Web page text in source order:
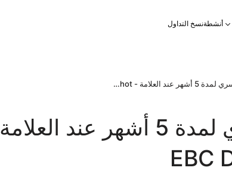
أنشطةنسخ التداول
التضخم السويسري لمدة 5 أشهر عند العلامة - EBC Daily Snapshot
التضخم السويسري لمدة 5 أشهر عند العلامة